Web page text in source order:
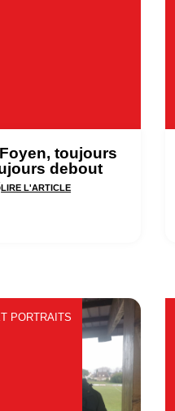
toujours
debout
LIRE L'ARTICLE
PORTRAITS